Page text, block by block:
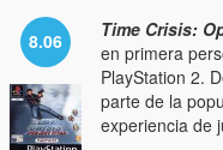
8.06 Time Crisis:
en primera
PlayStation 2.
parte de la
experiencia de